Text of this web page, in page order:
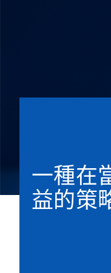
一種在
益的策